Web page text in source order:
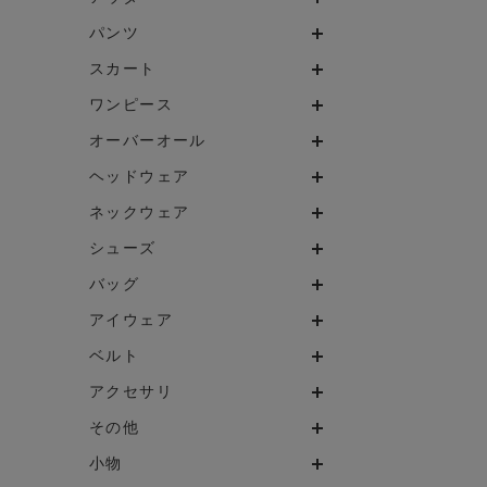
パンツ
スカート
ワンピース
オーバーオール
ヘッドウェア
ネックウェア
シューズ
バッグ
アイウェア
ベルト
アクセサリ
その他
小物